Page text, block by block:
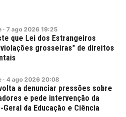
· 7 ago 2026 19:25
que Lei dos Estrangeiros
grosseiras" de direitos
· 4 ago 2026 20:08
a denunciar pressões sobre
e pede intervenção da
Geral da Educação e Ciência